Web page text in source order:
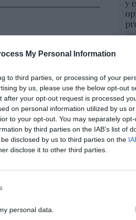
My Personal Information
to third parties, or processing of your
by us, please use the below opt-out
after your opt-out request is processed
on personal information utilized by us
to your opt-out. You may separately
by third parties on the IAB’s list of
disclosed by us to third parties on the
disclose it to other third parties.
personal data.
a los
que se reúnan en un
y